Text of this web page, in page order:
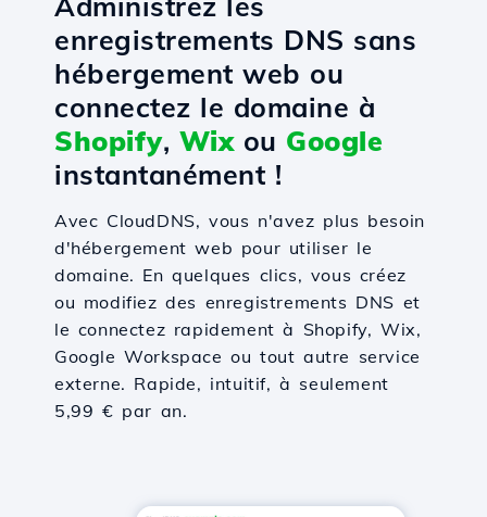
enregistrements DNS sans
hébergement web ou
connectez le domaine à
Shopify, Wixou Google
instantanément !
Avec CloudDNS, vous n'avez plus besoin
d'hébergement web pour utiliser le
domaine. En quelques clics, vous créez
ou modifiez des enregistrements DNS et
le connectez rapidement à Shopify, Wix,
Google Workspace ou tout autre service
externe. Rapide, intuitif, à seulement
5,99 € par an.